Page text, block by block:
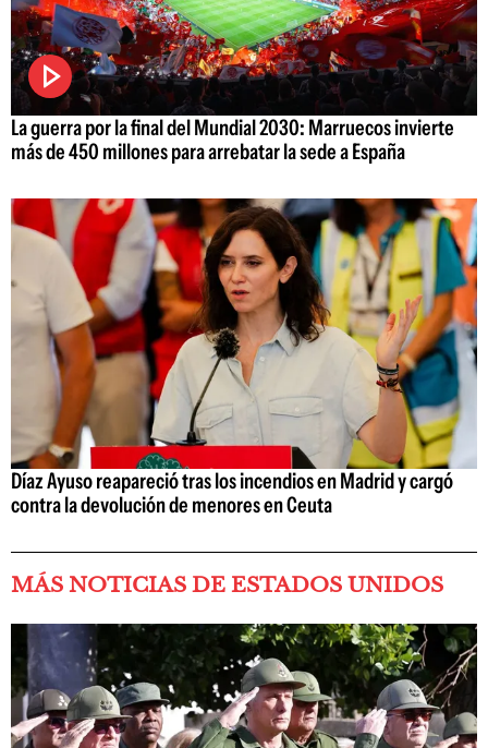
La guerra por la final del Mundial 2030: Marruecos invierte
más de 450 millones para arrebatar la sede a España
Díaz Ayuso reapareció tras los incendios en Madrid y cargó
contra la devolución de menores en Ceuta
MÁS NOTICIAS DE ESTADOS UNIDOS